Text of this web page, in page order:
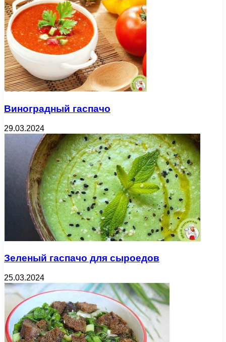
Виноградный гаспачо
29.03.2024
Зеленый гаспачо для сыроедов
25.03.2024